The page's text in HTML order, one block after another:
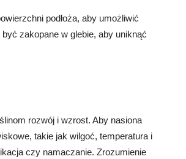
podłoża, aby umożliwić
zakopane w glebie, aby uniknąć
rozwój i wzrost. Aby nasiona
takie jak wilgoć, temperatura i
czy namaczanie. Zrozumienie